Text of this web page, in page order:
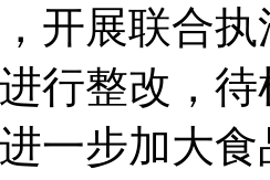
开展联合
行整改，
一步加大